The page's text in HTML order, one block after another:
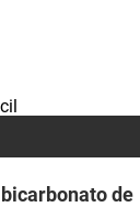
bicarbonato de